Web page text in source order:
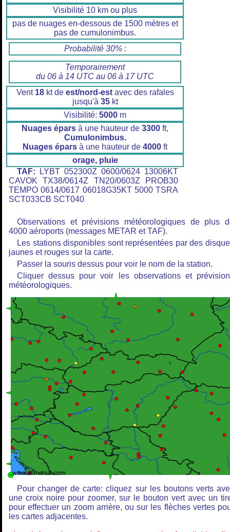
Visibilité 10 km ou plus
pas de nuages en-dessous de 1500 mètres et
pas de cumulonimbus.
Probabilité 30% :
Temporairement
du 06 à 14 UTC au 06 à 17 UTC
Vent 18kt de est/nord-estavec des rafales
jusqu'à 35kt
Visibilité: 5000 m
Nuages épars à une hauteur de 3300 ft,
Cumulonimbus.
Nuages épars à une hauteur de 4000 ft
orage, pluie
TAF: LYBT 052300Z 0600/0624 13006KT
CAVOK TX38/0614Z TN20/0603Z PROB30
TEMPO 0614/0617 06018G35KT 5000 TSRA
SCT033CB SCT040
Observations et prévisions météorologiques de plus
4000 aéroports (messages METAR et TAF).
Les stations disponibles sont représentées par des
jaunes et rouges sur la carte.
Passer la souris dessus pour voir le nom de la station.
Cliquer dessus pour voir les observations et
météorologiques.
Pour changer de carte: cliquez sur les boutons verts
une croix noire pour zoomer, sur le bouton vert avec un
pour effectuer un zoom arrière, ou sur les flèches vertes
les cartes adjacentes.